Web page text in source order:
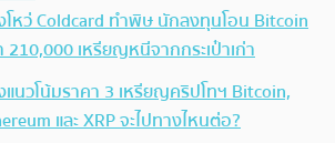
หว่ Coldcard ทำพิษ นักลงทุนโอน Bitcoin
210,000 เหรียญหนีจากกระเป๋าเก่า
นวโน้มราคา 3 เหรียญคริปโทฯ Bitcoin,
และ XRP จะไปทางไหนต่อ?